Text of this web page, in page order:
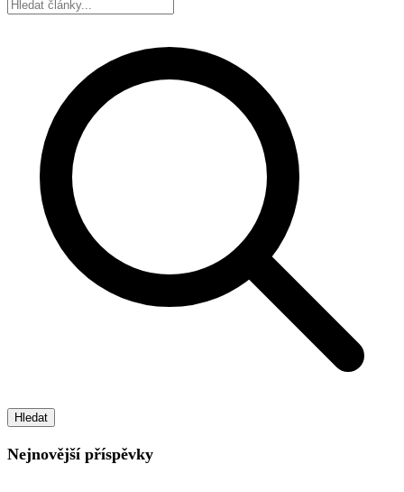
Hledat
Nejnovější příspěvky